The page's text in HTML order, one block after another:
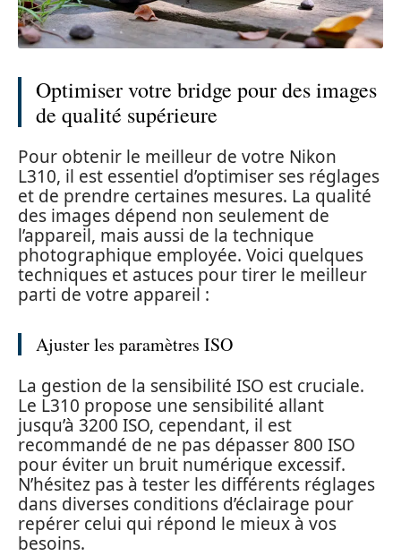
Optimiser votre bridge pour des images
de qualité supérieure
Pour obtenir le meilleur de votre Nikon
L310, il est essentiel d’optimiser ses réglages
et de prendre certaines mesures. La qualité
des images dépend non seulement de
l’appareil, mais aussi de la technique
photographique employée. Voici quelques
techniques et astuces pour tirer le meilleur
parti de votre appareil :
Ajuster les paramètres ISO
La gestion de la sensibilité ISO est cruciale.
Le L310 propose une sensibilité allant
jusqu’à 3200 ISO, cependant, il est
recommandé de ne pas dépasser 800 ISO
pour éviter un bruit numérique excessif.
N’hésitez pas à tester les différents réglages
dans diverses conditions d’éclairage pour
repérer celui qui répond le mieux à vos
besoins.